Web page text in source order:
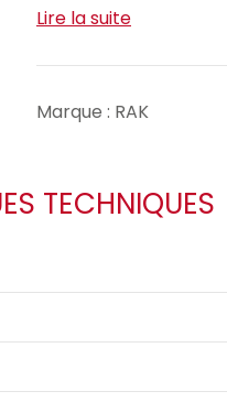
Lire la suite
Marque : RAK
TECHNIQUES